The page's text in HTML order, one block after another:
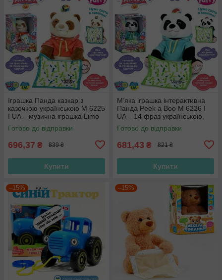
Іграшка Панда казкар з
казочкою українською M 6225
I UA – музична іграшка Limo
Toy 27 см, ідеальний
подарунок
Готово до відправки
696,37 ₴ 839 ₴
Купити
М’яка іграшка інтерактивна
Панда Peek a Boo M 6226 I
UA – 14 фраз українською,
грає в хованки
Готово до відправки
681,43 ₴ 821 ₴
Купити
–15% –15%